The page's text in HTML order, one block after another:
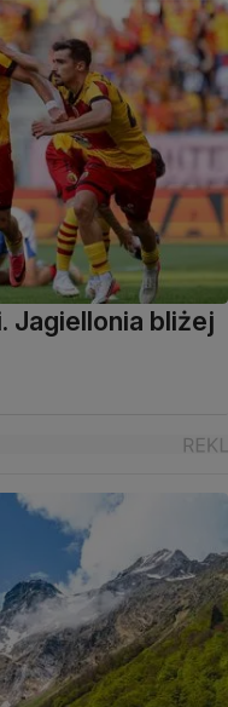
Jagiellonia bliżej